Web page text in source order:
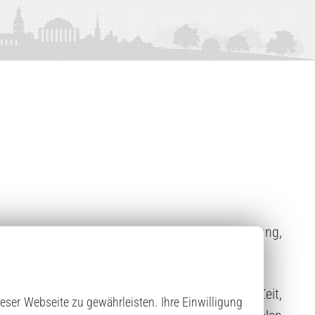
eine transparente und persönliche Betreuung,
und Anforderungen orientiert.
Beratungstermin nehme ich mir ausreichend Zeit,
Webseite zu gewährleisten. Ihre Einwilligung